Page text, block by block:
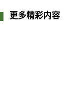
更多精彩内容